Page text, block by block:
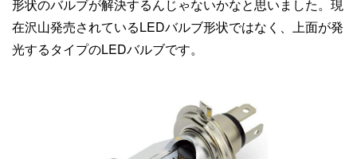
形状のバルブが解決するんじゃないかなと思いました。現
在沢山発売されているLEDバルブ形状ではなく、上面が発
光するタイプのLEDバルブです。